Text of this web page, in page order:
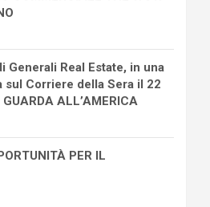
Generali Real Estate, in una
sul Corriere della Sera il 22
ALL’AMERICA
PER IL